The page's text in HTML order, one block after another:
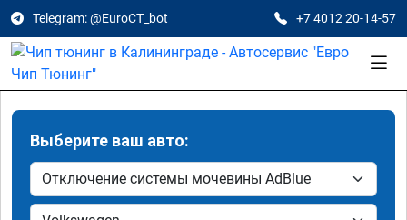
Telegram: @EuroCT_bot +7 4012 20-14-57
Выберите ваш авто: